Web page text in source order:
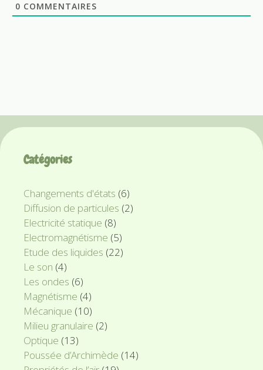
0 COMMENTAIRES
Catégories
Changements d'états (6)
Diffusion de particules (2)
Electricité statique (8)
Electromagnétisme (5)
Etude des liquides (22)
Le son (4)
Les ondes (6)
Magnétisme (4)
Mécanique (10)
Milieu granulaire (2)
Optique (13)
Poussée d’Archimède (14)